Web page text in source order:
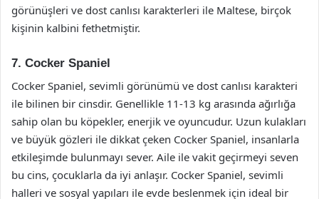
görünüşleri ve dost canlısı karakterleri ile Maltese, birçok
kişinin kalbini fethetmiştir.
7. Cocker Spaniel
Cocker Spaniel, sevimli görünümü ve dost canlısı karakteri
ile bilinen bir cinsdir. Genellikle 11-13 kg arasında ağırlığa
sahip olan bu köpekler, enerjik ve oyuncudur. Uzun kulakları
ve büyük gözleri ile dikkat çeken Cocker Spaniel, insanlarla
etkileşimde bulunmayı sever. Aile ile vakit geçirmeyi seven
bu cins, çocuklarla da iyi anlaşır. Cocker Spaniel, sevimli
halleri ve sosyal yapıları ile evde beslenmek için ideal bir